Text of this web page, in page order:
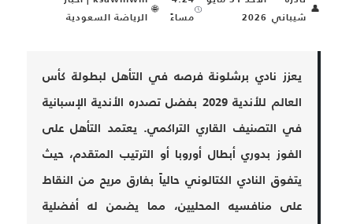
👤
شيباني
2026
مساءً
🌐
الرياضة السعودية
يعزز نادي برشلونة فرصه في التأهل لبطولة كأس
العالم للأندية 2029 بفضل تصدره الأندية الإسبانية
في التصنيف القاري التراكمي. يعتمد التأهل على
الفوز بدوري أبطال أوروبا أو الترتيب المتقدم، حيث
يتفوق النادي الكتالوني حالياً بفارق مريح من النقاط
على منافسيه المحليين، مما يضمن له أفضلية